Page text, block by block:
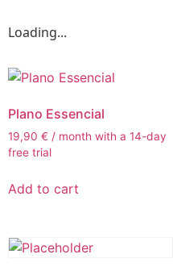
Loading...
Plano Essencial
19,90 € / month with a 14-day
free trial
Add to cart